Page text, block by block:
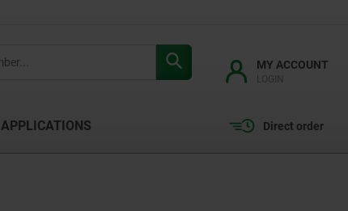
MY ACCOUNT
APPLICATIONS Direct order